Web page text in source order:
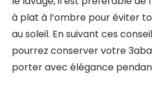
à plat à l’ombre pour éviter
au soleil. En suivant ces
pourrez conserver votre
porter avec élégance